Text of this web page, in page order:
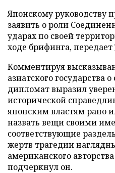
Японскому руководству
заявить о роли
ударах по своей
ходе брифинга, передает
Комментируя
азиатского государства
дипломат выразил
исторической
японским властям рано
назвать вещи своими
соответствующие
жертв трагедии
американского
подчеркнул он.